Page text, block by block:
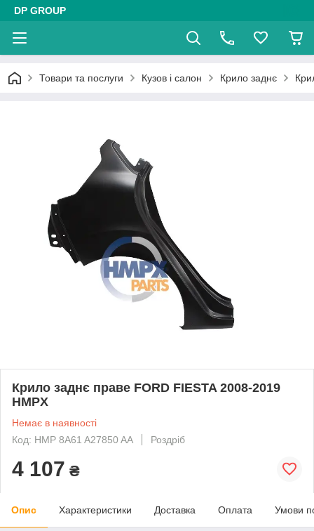
DP GROUP
Товари та послуги Кузов і салон Крило заднє
Крило заднє праве FORD FIESTA 2008-2019
HMPX
Немає в наявності
Код: HMP 8A61 A27850 AA
Роздріб
4 107 ₴
Опис Характеристики Доставка Оплата Умови